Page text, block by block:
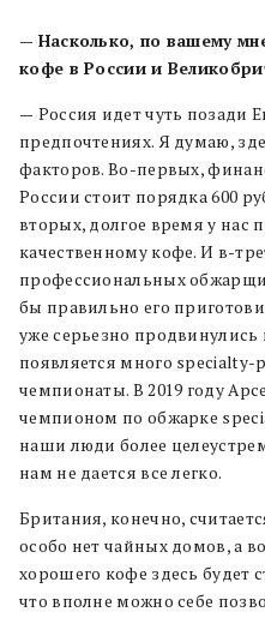
— Насколько, по вашему
кофе в России и
— Россия идет чуть позади
предпочтениях. Я думаю,
факторов. Во-первых,
России стоит порядка 600
вторых, долгое время у нас
качественному кофе. И в-
профессиональных
бы правильно его
уже серьезно
появляется много specialty-
чемпионаты. В 2019 году
чемпионом по обжарке
наши люди более
нам не дается все легко.
Британия, конечно,
особо нет чайных домов, а
хорошего кофе здесь будет
что вполне можно себе